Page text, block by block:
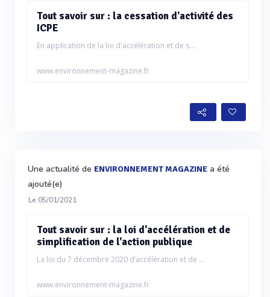
Tout savoir sur : la cessation d'activité des
ICPE
En application de la loi d'accélération et de s...
www.environnement-magazine.fr
Une actualité de ENVIRONNEMENT MAGAZINE a été
ajouté(e)
Le 05/01/2021
Tout savoir sur : la loi d'accélération et de
simplification de l'action publique
La loi du 7 décembre 2020 d’accélération et de ...
www.environnement-magazine.fr